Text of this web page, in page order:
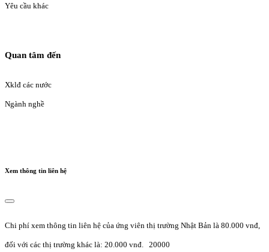
Yêu cầu khác
Quan tâm đến
Xklđ các nước
Ngành nghề
Xem thông tin liên hệ
Chi phí xem thông tin liên hệ của ứng viên thị trường Nhật Bản là 80.000 vnđ,
đối với các thị trường khác là: 20.000 vnđ. 20000